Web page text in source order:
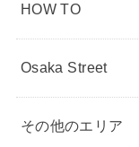
HOW TO
Osaka Street
その他のエリア